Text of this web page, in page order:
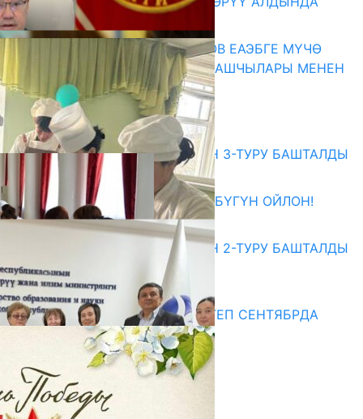
07.08.2026
ПРЕЗИДЕНТ САДЫР ЖАПАРОВ ЕАЭБГЕ МҮЧӨ
МАМЛЕКЕТТЕРДИН ӨКМӨТ БАШЧЫЛАРЫ МЕНЕН
ЖОЛУГУШТУ
07.08.2026
Абитуриент
ЖОЖДОРГО КАБЫЛ АЛУУНУН 3-ТУРУ БАШТАЛДЫ
27.07.2026
ӨЗҮҢДҮН КЕЛЕЧЕГИҢ ҮЧҮН БҮГҮН ОЙЛОН!
20.07.2026
ЖОЖДОРГО КАБЫЛ АЛУУНУН 2-ТУРУ БАШТАЛДЫ
20.07.2026
Медиа
СУЗАКТА 750 ОРУНДУУ МЕКТЕП СЕНТЯБРДА
ПАЙДАЛАНУУГА БЕРИЛЕТ
07.08.2025
Улуу Жеңиштин жандуу сөзү
29.04.2025